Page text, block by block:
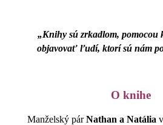
„Knihy sú zrkadlom, pomocou
objavovať ľudí, ktorí sú nám
O knihe
Manželský párNathan a Natália